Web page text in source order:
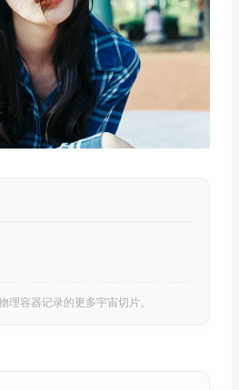
理容器记录的更多宇宙切片。